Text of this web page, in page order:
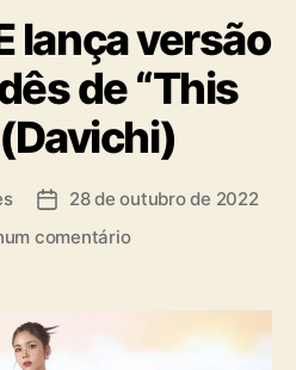
t
e
g
o
r
i
a
s
lança versão
de “This
D
e
p
28 de outubro de 2022
comentárioe